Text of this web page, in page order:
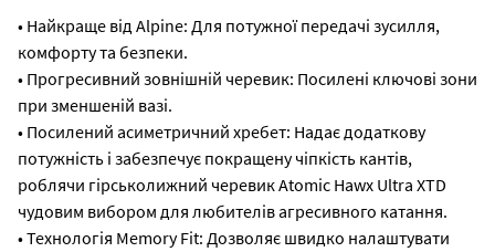
• Найкраще від Alpine: Для потужної передачі зусилля,
комфорту та безпеки.
• Прогресивний зовнішній черевик: Посилені ключові зони
при зменшеній вазі.
• Посилений асиметричний хребет: Надає додаткову
потужність і забезпечує покращену чіпкість кантів,
роблячи гірськолижний черевик Atomic Hawx Ultra XTD
чудовим вибором для любителів агресивного катання.
• Технологія Memory Fit: Дозволяє швидко налаштувати